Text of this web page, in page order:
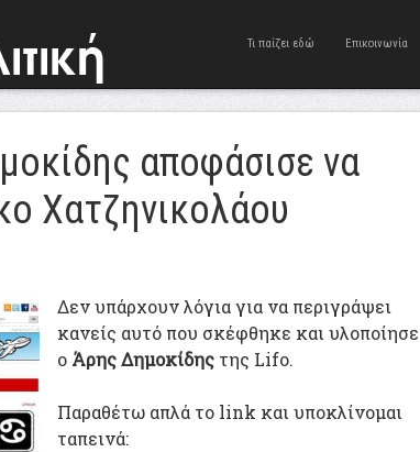
Τι παίζει εδώ Επικοινωνία
αποφάσισε να
Χατζηνικολάου
Δεν υπάρχουν λόγια για να περιγράψει
κανείς αυτό που σκέφθηκε και υλοποίησε
ο Άρης Δημοκίδης της Lifo.
Παραθέτω απλά το link και υποκλίνομαι
ταπεινά: